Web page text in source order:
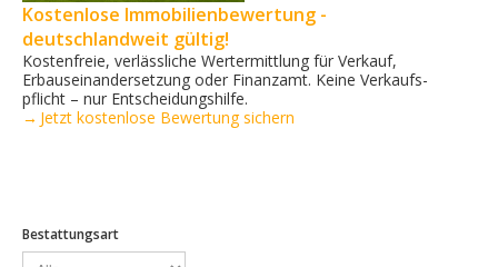
Kostenlose Immobilienbewertung -
deutschlandweit gültig!
Kostenfreie, verlässliche Wertermittlung für Verkauf,
Erbauseinandersetzung oder Finanzamt. Keine Verkaufs­
pflicht – nur Entscheidungshilfe.
→ Jetzt kostenlose Bewertung sichern
Bestattungsart